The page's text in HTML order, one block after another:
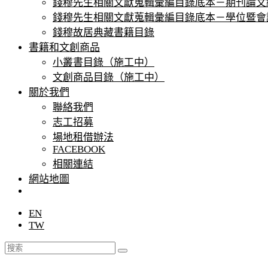
錢穆先生相關文獻蒐輯彙編目錄底本－期刊論文
錢穆先生相關文獻蒐輯彙編目錄底本－學位暨
錢穆故居典藏書籍⽬錄
書籍和文創商品
小叢書目錄（施工中）
文創商品目錄（施工中）
關於我們
聯絡我們
志⼯招募
場地租借辦法
FACEBOOK
相關連結
網站地圖
EN
TW